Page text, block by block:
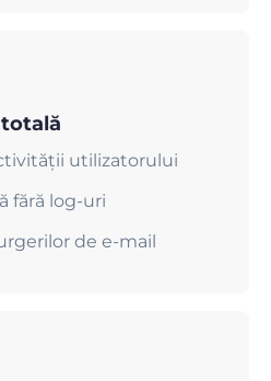
utilizatorului
fără log-uri
de e-mail